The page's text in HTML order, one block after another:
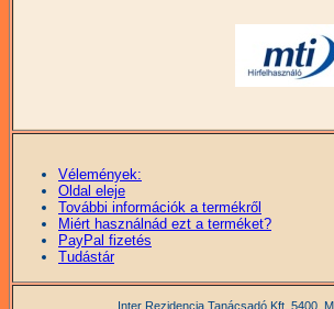
Vélemények:
Oldal eleje
További információk a termékről
Miért használnád ezt a terméket?
PayPal fizetés
Tudástár